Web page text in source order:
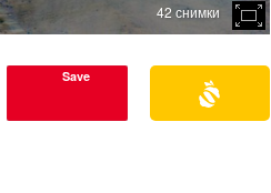
42 снимки
Save